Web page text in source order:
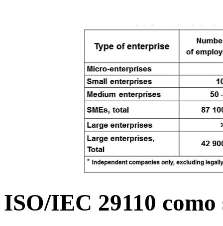
ISO/IEC 29110 como